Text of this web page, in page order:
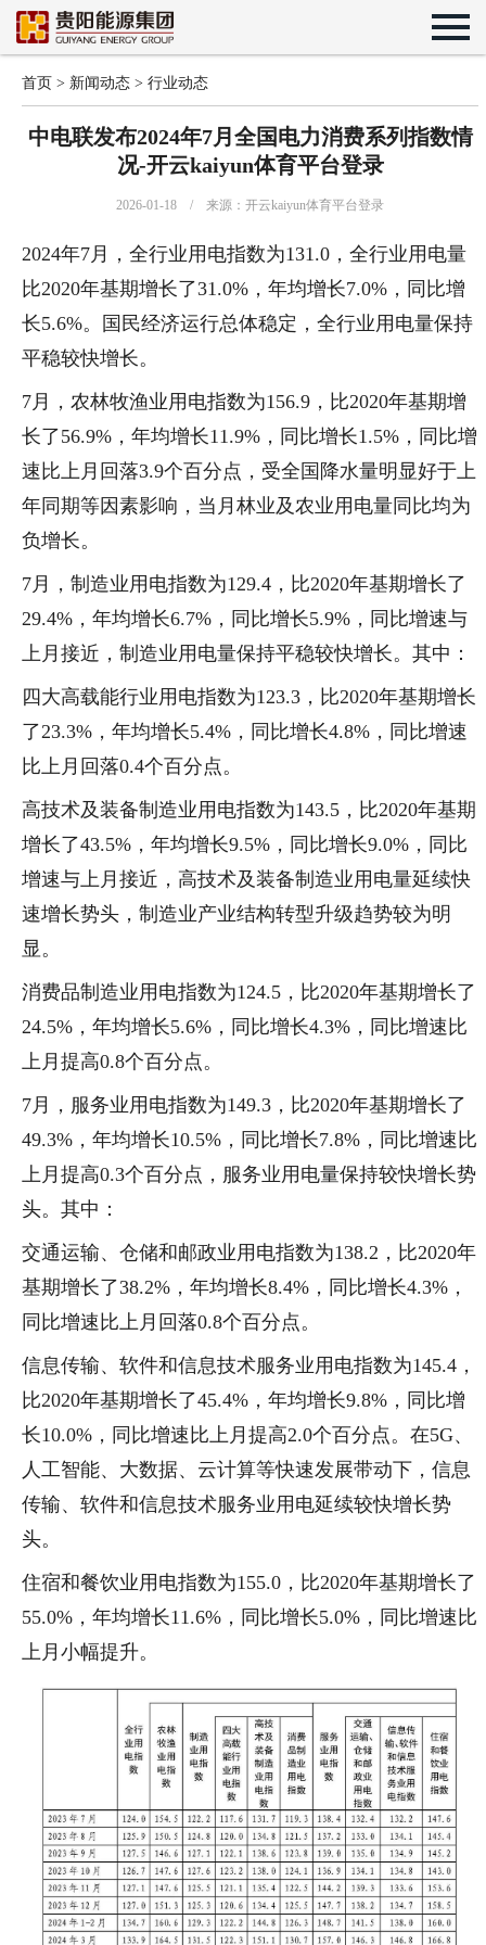
首页 > 新闻动态 >行业动态
中电联发布2024年7月全国电力消费系列指数情
况-开云kaiyun体育平台登录
2026-01-18 / 来源：开云kaiyun体育平台登录
2024年7月，全行业用电指数为131.0，全行业用电量
比2020年基期增长了31.0%，年均增长7.0%，同比增
长5.6%。国民经济运行总体稳定，全行业用电量保持
平稳较快增长。
7月，农林牧渔业用电指数为156.9，比2020年基期增
长了56.9%，年均增长11.9%，同比增长1.5%，同比增
速比上月回落3.9个百分点，受全国降水量明显好于上
年同期等因素影响，当月林业及农业用电量同比均为
负增长。
7月，制造业用电指数为129.4，比2020年基期增长了
29.4%，年均增长6.7%，同比增长5.9%，同比增速与
上月接近，制造业用电量保持平稳较快增长。其中：
四大高载能行业用电指数为123.3，比2020年基期增长
了23.3%，年均增长5.4%，同比增长4.8%，同比增速
比上月回落0.4个百分点。
高技术及装备制造业用电指数为143.5，比2020年基期
增长了43.5%，年均增长9.5%，同比增长9.0%，同比
增速与上月接近，高技术及装备制造业用电量延续快
速增长势头，制造业产业结构转型升级趋势较为明
显。
消费品制造业用电指数为124.5，比2020年基期增长了
24.5%，年均增长5.6%，同比增长4.3%，同比增速比
上月提高0.8个百分点。
7月，服务业用电指数为149.3，比2020年基期增长了
49.3%，年均增长10.5%，同比增长7.8%，同比增速比
上月提高0.3个百分点，服务业用电量保持较快增长势
头。其中：
交通运输、仓储和邮政业用电指数为138.2，比2020年
基期增长了38.2%，年均增长8.4%，同比增长4.3%，
同比增速比上月回落0.8个百分点。
信息传输、软件和信息技术服务业用电指数为145.4，
比2020年基期增长了45.4%，年均增长9.8%，同比增
长10.0%，同比增速比上月提高2.0个百分点。在5G、
人工智能、大数据、云计算等快速发展带动下，信息
传输、软件和信息技术服务业用电延续较快增长势
头。
住宿和餐饮业用电指数为155.0，比2020年基期增长了
55.0%，年均增长11.6%，同比增长5.0%，同比增速比
上月小幅提升。